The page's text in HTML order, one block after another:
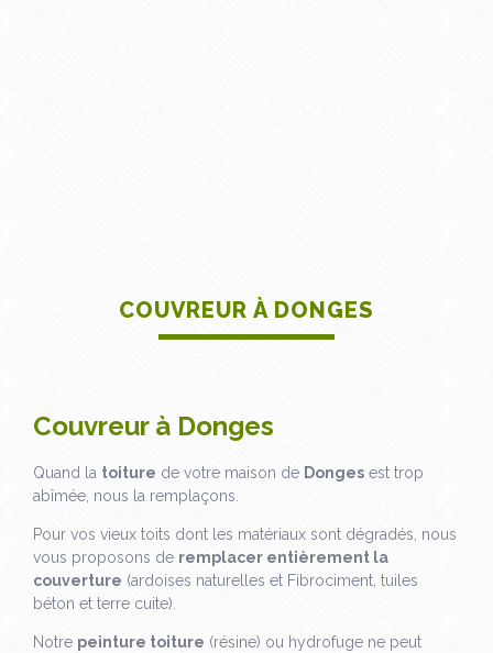
COUVREUR À DONGES
Couvreur à Donges
Quand la toiture de votre maison de Donges est trop
abîmée, nous la remplaçons.
Pour vos vieux toits dont les matériaux sont dégradés, nous
vous proposons de remplacer entièrement la
couverture (ardoises naturelles et Fibrociment, tuiles
béton et terre cuite).
Notre peinture toiture (résine) ou hydrofuge ne peut